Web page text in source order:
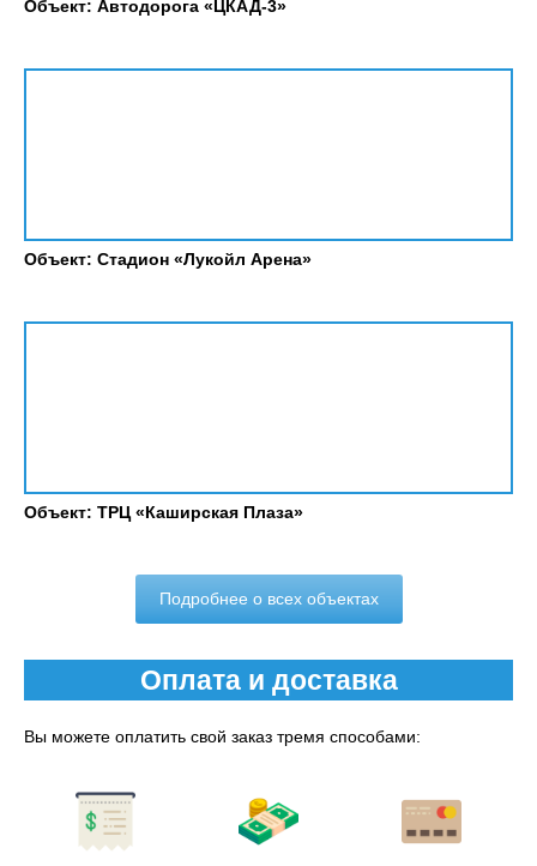
Объект: Автодорога «ЦКАД-3»
Объект: Стадион «Лукойл Арена»
Объект: ТРЦ «Каширская Плаза»
Подробнее о всех объектах
Оплата и доставка
Вы можете оплатить свой заказ тремя способами: